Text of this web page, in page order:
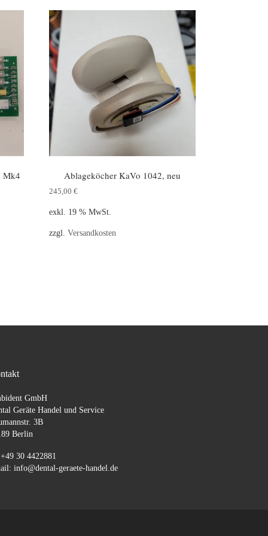
Mk4 Ablageköcher KaVo 1042, neu
245,00 €
exkl. 19 % MwSt.
zzgl. Versandkosten
GmbH
Geräte Handel und Service
3B
Berlin
30 4422881
info@dental-geraete-handel.de